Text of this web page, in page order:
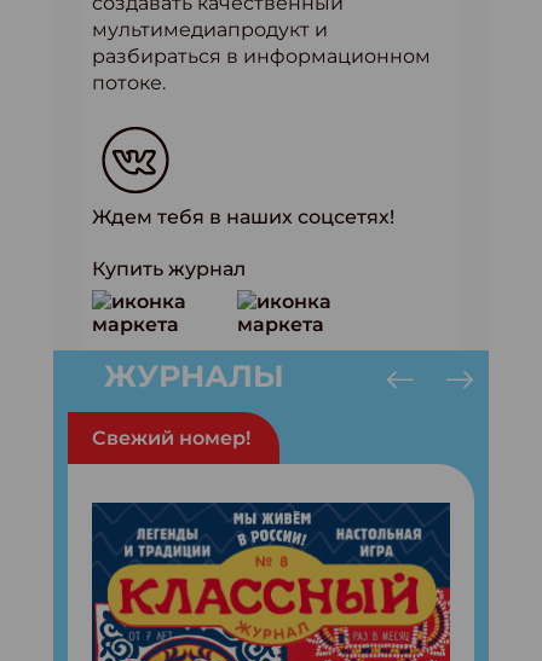
мультимедиапродукт и
разбираться в информационном
потоке.
Ждем тебя в наших соцсетях!
Купить журнал
ЖУРНАЛЫ
Свежий номер!